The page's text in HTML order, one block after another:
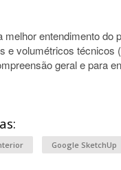
entendimento do
e volumétricos técnicos
geral e para
Google SketchUp